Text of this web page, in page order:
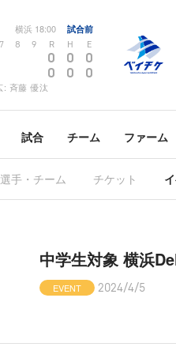
横浜 18:00 試合前
7 8 9 R H E
0 0 0
0 0 0
斉藤 優汰
試合 チーム ファーム
選手・チーム チケット
中学生対象 横浜
EVENT 2024/4/5